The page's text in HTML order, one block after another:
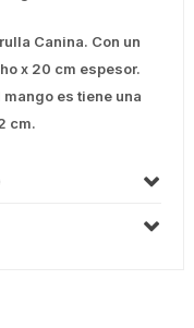
Canina. Con un
x 20 cm espesor.
es tiene una
cm.